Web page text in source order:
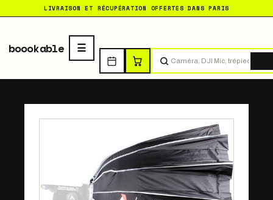
LIVRAISON ET RÉCUPÉRATION OFFERTES DANS PARIS
boookable